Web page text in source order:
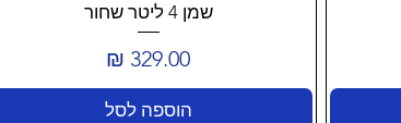
שמן 4 ליטר שחור
מחיר
הוספה לסל